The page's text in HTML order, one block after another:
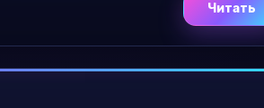
Читать